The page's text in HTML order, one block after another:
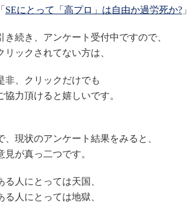
「 SEにとって「高プロ」は自由か過労死か? 」
き続き、アンケート受付中ですので、
リックされてない方は、
非、クリックだけでも
協力頂けると嬉しいです。
、現状のアンケート結果をみると、
見が真っ二つです。
る人にとっては天国、
る人にとっては地獄、